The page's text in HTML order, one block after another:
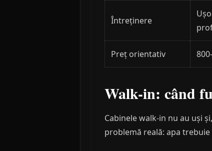
Întreținere
Preț orientativ
Walk-in: când
Cabinele walk-in nu au uși
problemă reală: apa